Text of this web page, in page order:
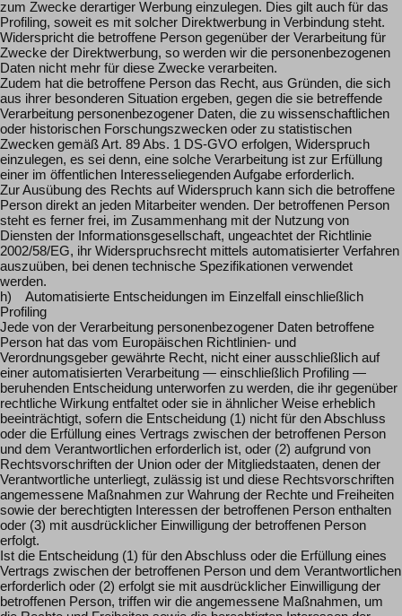
zum Zwecke derartiger Werbung einzulegen. Dies gilt auch für das
Profiling, soweit es mit solcher Direktwerbung in Verbindung steht.
Widerspricht die betroffene Person gegenüber der Verarbeitung für
Zwecke der Direktwerbung, so werden wir die personenbezogenen
Daten nicht mehr für diese Zwecke verarbeiten.
Zudem hat die betroffene Person das Recht, aus Gründen, die sich
aus ihrer besonderen Situation ergeben, gegen die sie betreffende
Verarbeitung personenbezogener Daten, die zu wissenschaftlichen
oder historischen Forschungszwecken oder zu statistischen
Zwecken gemäß Art. 89 Abs. 1 DS-GVO erfolgen, Widerspruch
einzulegen, es sei denn, eine solche Verarbeitung ist zur Erfüllung
einer im öffentlichen Interesseliegenden Aufgabe erforderlich.
Zur Ausübung des Rechts auf Widerspruch kann sich die betroffene
Person direkt an jeden Mitarbeiter wenden. Der betroffenen Person
steht es ferner frei, im Zusammenhang mit der Nutzung von
Diensten der Informationsgesellschaft, ungeachtet der Richtlinie
2002/58/EG, ihr Widerspruchsrecht mittels automatisierter Verfahren
auszuüben, bei denen technische Spezifikationen verwendet
werden.
h) Automatisierte Entscheidungen im Einzelfall einschließlich
Profiling
Jede von der Verarbeitung personenbezogener Daten betroffene
Person hat das vom Europäischen Richtlinien- und
Verordnungsgeber gewährte Recht, nicht einer ausschließlich auf
einer automatisierten Verarbeitung — einschließlich Profiling —
beruhenden Entscheidung unterworfen zu werden, die ihr gegenüber
rechtliche Wirkung entfaltet oder sie in ähnlicher Weise erheblich
beeinträchtigt, sofern die Entscheidung (1) nicht für den Abschluss
oder die Erfüllung eines Vertrags zwischen der betroffenen Person
und dem Verantwortlichen erforderlich ist, oder (2) aufgrund von
Rechtsvorschriften der Union oder der Mitgliedstaaten, denen der
Verantwortliche unterliegt, zulässig ist und diese Rechtsvorschriften
angemessene Maßnahmen zur Wahrung der Rechte und Freiheiten
sowie der berechtigten Interessen der betroffenen Person enthalten
oder (3) mit ausdrücklicher Einwilligung der betroffenen Person
erfolgt.
Ist die Entscheidung (1) für den Abschluss oder die Erfüllung eines
Vertrags zwischen der betroffenen Person und dem Verantwortlichen
erforderlich oder (2) erfolgt sie mit ausdrücklicher Einwilligung der
betroffenen Person, triffen wir die angemessene Maßnahmen, um